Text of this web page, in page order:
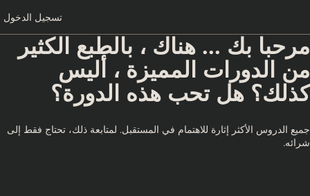
تسجيل الدخول
مرحبا بك ... هناك ، بالطبع الكثير
من الدورات المميزة ، أليس
كذلك؟ هل تحب هذه الدورة؟
جميع الدروس الأكثر إثارة للاهتمام في المستقبل. لمتابعة ذلك، تحتاج فقط إلى
شرائه.